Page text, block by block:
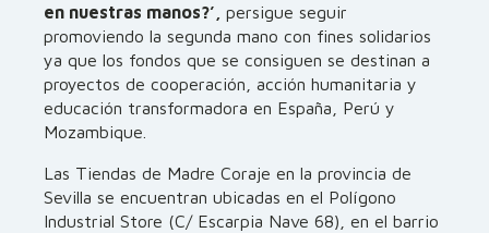
en nuestras manos?’, persigue seguir
promoviendo la segunda mano con fines solidarios
ya que los fondos que se consiguen se destinan a
proyectos de cooperación, acción humanitaria y
educación transformadora en España, Perú y
Mozambique.
Las Tiendas de Madre Coraje en la provincia de
Sevilla se encuentran ubicadas en el Polígono
Industrial Store (C/ Escarpia Nave 68), en el barrio